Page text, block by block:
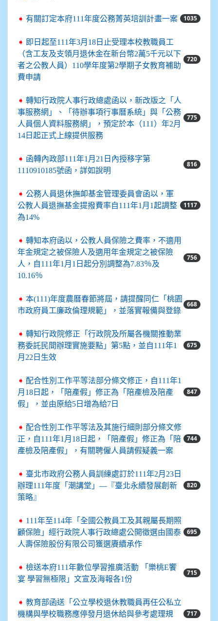
➧ 有關訂定本府111年度公務菁英培訓計畫一案 1035
➧
即日起至111年3月18日止受理本校教職員工
（含工友及支領月退休金在新台幣2萬5千元以下
者之公教人員）110學年度第2學期子女教育補助
費申請
720
➧ 轉知行政院人事行政總處函以，新改版之「人
事服務網」、「待辦事項行事曆系統」與「公務
人員個人資料服務網」，預定於本（111）年2月
14日起正式上線提供服務
775
➧ 函轉內政部111年1月21日內授移字第
1110910185號函，詳如說明
816
➧ 公務人員退休撫卹基金管理委員會函以，軍
公教人員退撫基金提撥費率自111年1月1起調整
為14%
1117
➧ 轉知本府函以，公教人員保險之費率，不適用
年金規定之被保險人及適用年金規定之被保險
人，自111年1月1日起分別調整為7.83％及
10.16％
756
➧ 本(111)年度農曆春節將屆，請提醒同仁「桃園
市政府員工廉政倫理規範」，並落實報備與登錄
668
➧ 轉知行政院修正「行政院及所屬各機關推動業
務委託民間辦理實施要點」第5點，並自111年1
月22日生效
675
➧ 配合性別工作平等法部分條文修正，自111年1
月18日起，「陪產假」修正為「陪產檢及陪產
假」，並由原給5日增為給7日
847
➧ 配合性別工作平等法及其施行細則部分條文修
正，自111年1月18日起，「陪產假」修正為「陪
產檢及陪產假」，有關聘僱人員請假疑義一案
744
➧ 臺北市政府公務人員訓練處訂於111年2月23日
辦理111年度「潮講堂」—『臺北永續發展創新
策略』
820
➧ 111年至114年「全國公教員工及其親屬長期照
顧保險」經行政院人事行政總處公開徵選由國泰
人壽保險股份有限公司獲選賡續承作
695
➧ 檢送本府111年數位學習推廣活動 「樂桃E饗
宴 學習無極限」文宣及海報各1份
715
➧ 教育部函送「公立學校退休教職員再任公私立
機構與學校職務應停發月退休給與參考處理規
717